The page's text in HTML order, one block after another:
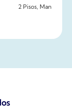
2 Pisos, Man